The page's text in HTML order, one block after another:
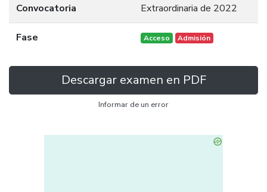
Convocatoria Extraordinaria de 2022
Fase Acceso Admisión
Descargar examen en PDF
Informar de un error